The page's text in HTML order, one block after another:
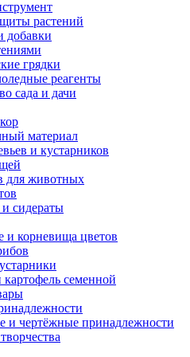
растений
добавки
грядки
реагенты
сада и дачи
материал
и кустарников
для животных
сидераты
и корневища цветов
семенной
и чертёжные принадлежности